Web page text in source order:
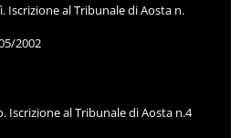
Iscrizione al Tribunale di Aosta n.
2002
Iscrizione al Tribunale di Aosta n.4